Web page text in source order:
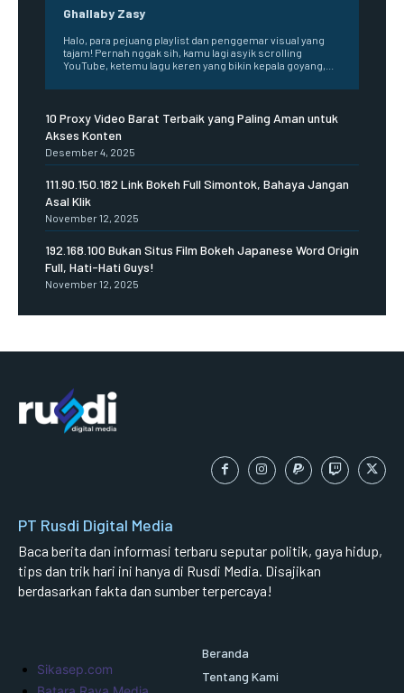
Ghallaby Zasy
Halo, para pejuang playlist dan penggemar visual yang
tajam! Pernah nggak sih, kamu lagi asyik scrolling
YouTube, ketemu lagu keren yang bikin kepala goyang,...
10 Proxy Video Barat Terbaik yang Paling Aman untuk
Akses Konten
Desember 4, 2025
111.90.150.182 Link Bokeh Full Simontok, Bahaya Jangan
Asal Klik
November 12, 2025
192.168.100 Bukan Situs Film Bokeh Japanese Word Origin
Full, Hati-Hati Guys!
November 12, 2025
PT Rusdi Digital Media
Baca berita dan informasi terbaru seputar politik, gaya hidup,
tips dan trik hari ini hanya di Rusdi Media. Disajikan
berdasarkan fakta dan sumber terpercaya!
Sikasep.com
Beranda
Tentang Kami